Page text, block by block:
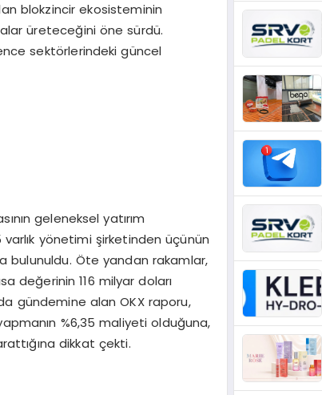
blokzincir ekosisteminin
üreteceğini öne sürdü.
sektörlerindeki güncel
geleneksel yatırım
varlık yönetimi şirketinden üçünün
bulunuldu. Öte yandan rakamlar,
değerinin 116 milyar doları
gündemine alan OKX raporu,
%6,35 maliyeti olduğuna,
dikkat çekti.